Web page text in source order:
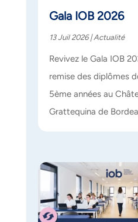
Gala IOB 2026
13 Juil 2026|Actualité
Revivez le Gala IOB
remise des diplômes
5ème années au
Grattequina de